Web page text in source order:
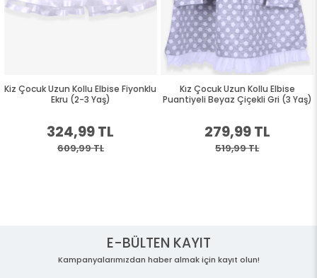
Kiz Çocuk Uzun Kollu Elbise Fiyonklu
Ekru (2-3 Yaş)
324,99 TL
609,99 TL
Kız Çocuk Uzun Kollu Elbise
Puantiyeli Beyaz Çiçekli Gri (3 Yaş)
279,99 TL
519,99 TL
E-BÜLTEN KAYIT
Kampanyalarımızdan haber almak için kayıt olun!